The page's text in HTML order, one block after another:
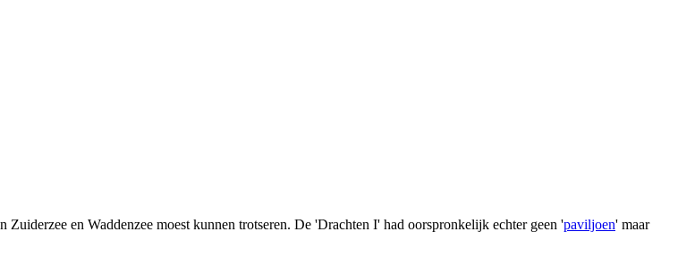
en Waddenzee moest kunnen trotseren. De 'Drachten I' had oorspronkelijk echter geen 'paviljoen' maar